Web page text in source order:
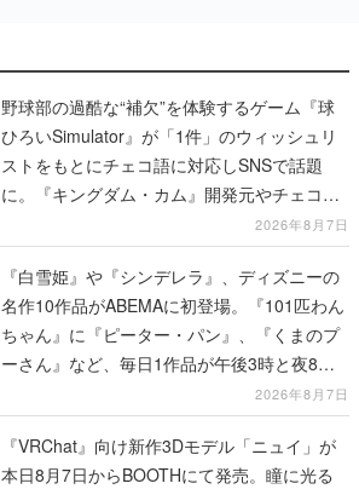
野球部の過酷な“補欠”を体験するゲーム『球
ひろいSimulator』が「1件」のウィッシュリ
ストをもとにチェコ語に対応しSNSで話題
に。『キングダム・カム』開発元やチェコの
2026年8月7日
『白雪姫』や『シンデレラ』、ディズニーの
名作10作品がABEMAに初登場。『101匹わん
ちゃん』に『ピーター・パン』、『くまのプ
ーさん』など、毎日1作品が午後3時と夜8時
2026年8月7日
『VRChat』向け新作3Dモデル「ニュイ」が
本日8月7日からBOOTHにて発売。瞳に光る